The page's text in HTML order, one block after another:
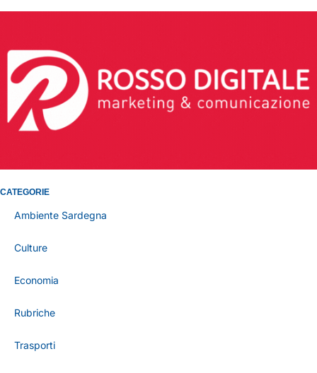
CATEGORIE
Ambiente Sardegna
Culture
Economia
Rubriche
Trasporti